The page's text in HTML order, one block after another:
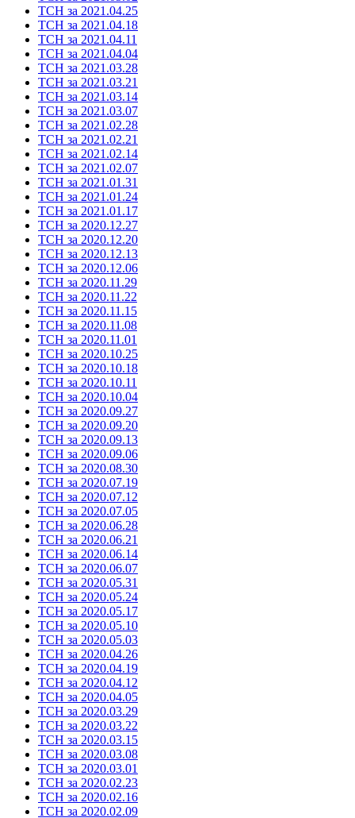
ТСН за 2021.04.25
ТСН за 2021.04.18
ТСН за 2021.04.11
ТСН за 2021.04.04
ТСН за 2021.03.28
ТСН за 2021.03.21
ТСН за 2021.03.14
ТСН за 2021.03.07
ТСН за 2021.02.28
ТСН за 2021.02.21
ТСН за 2021.02.14
ТСН за 2021.02.07
ТСН за 2021.01.31
ТСН за 2021.01.24
ТСН за 2021.01.17
ТСН за 2020.12.27
ТСН за 2020.12.20
ТСН за 2020.12.13
ТСН за 2020.12.06
ТСН за 2020.11.29
ТСН за 2020.11.22
ТСН за 2020.11.15
ТСН за 2020.11.08
ТСН за 2020.11.01
ТСН за 2020.10.25
ТСН за 2020.10.18
ТСН за 2020.10.11
ТСН за 2020.10.04
ТСН за 2020.09.27
ТСН за 2020.09.20
ТСН за 2020.09.13
ТСН за 2020.09.06
ТСН за 2020.08.30
ТСН за 2020.07.19
ТСН за 2020.07.12
ТСН за 2020.07.05
ТСН за 2020.06.28
ТСН за 2020.06.21
ТСН за 2020.06.14
ТСН за 2020.06.07
ТСН за 2020.05.31
ТСН за 2020.05.24
ТСН за 2020.05.17
ТСН за 2020.05.10
ТСН за 2020.05.03
ТСН за 2020.04.26
ТСН за 2020.04.19
ТСН за 2020.04.12
ТСН за 2020.04.05
ТСН за 2020.03.29
ТСН за 2020.03.22
ТСН за 2020.03.15
ТСН за 2020.03.08
ТСН за 2020.03.01
ТСН за 2020.02.23
ТСН за 2020.02.16
ТСН за 2020.02.09